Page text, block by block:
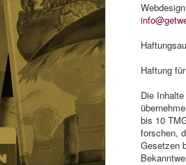
Haftung
Die
bis 10
forschen,
Gesetzen